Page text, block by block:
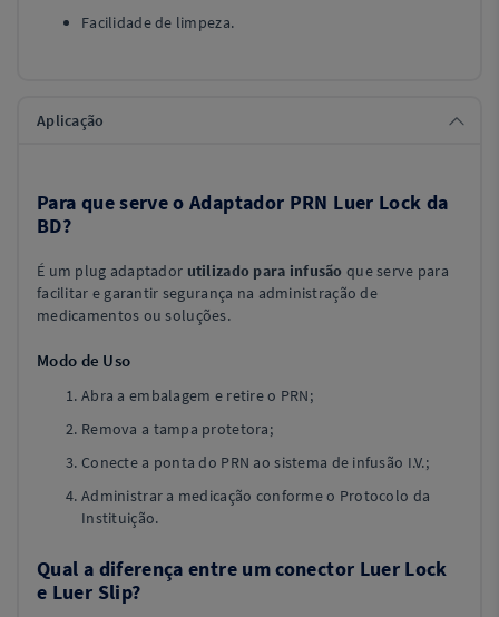
Facilidade de limpeza.
Aplicação
Para que serve o Adaptador PRN Luer Lock da
BD?
É um plug adaptador utilizado para infusão que serve para
facilitar e garantir segurança na administração de
medicamentos ou soluções.
Modo de Uso
Abra a embalagem e retire o PRN;
Remova a tampa protetora;
Conecte a ponta do PRN ao sistema de infusão I.V.;
Administrar a medicação conforme o Protocolo da
Instituição.
Qual a diferença entre um conector Luer Lock
e Luer Slip?